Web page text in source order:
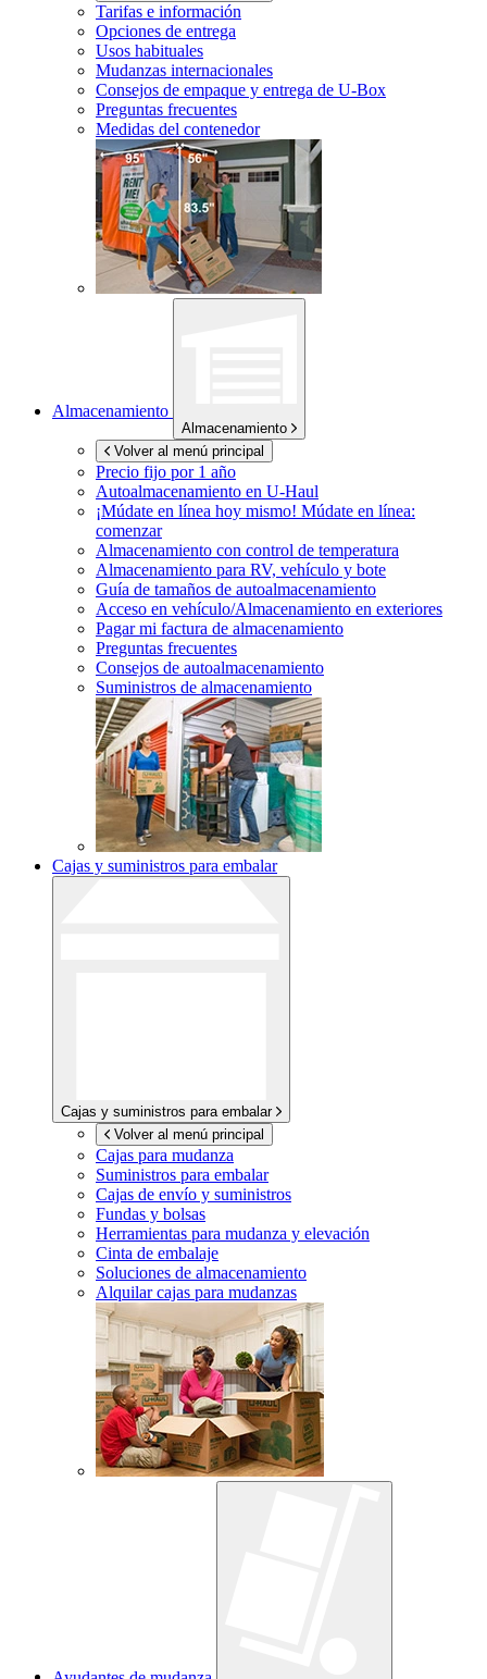
Tarifas e información
Opciones de entrega
Usos habituales
Mudanzas internacionales
Consejos de empaque y entrega de U-Box
Preguntas frecuentes
Medidas del contenedor
Almacenamiento
Almacenamiento
Volver al menú principal
Precio fijo por 1 año
Autoalmacenamiento en U-Haul
¡Múdate en línea hoy mismo! Múdate en línea:
comenzar
Almacenamiento con control de temperatura
Almacenamiento para RV, vehículo y bote
Guía de tamaños de autoalmacenamiento
Acceso en vehículo/Almacenamiento en exteriores
Pagar mi factura de almacenamiento
Preguntas frecuentes
Consejos de autoalmacenamiento
Suministros de almacenamiento
Cajas y suministros para embalar
Cajas y suministros para embalar
Volver al menú principal
Cajas para mudanza
Suministros para embalar
Cajas de envío y suministros
Fundas y bolsas
Herramientas para mudanza y elevación
Cinta de embalaje
Soluciones de almacenamiento
Alquilar cajas para mudanzas